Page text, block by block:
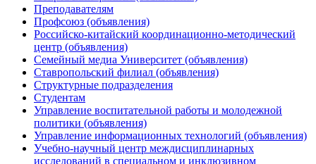
Преподавателям
Профсоюз (объявления)
Российско-китайский координационно-методический
центр (объявления)
Семейный медиа Университет (объявления)
Ставропольский филиал (объявления)
Структурные подразделения
Студентам
Управление воспитательной работы и молодежной
политики (объявления)
Управление информационных технологий (объявления)
Учебно-научный центр междисциплинарных
исследований в специальном и инклюзивном